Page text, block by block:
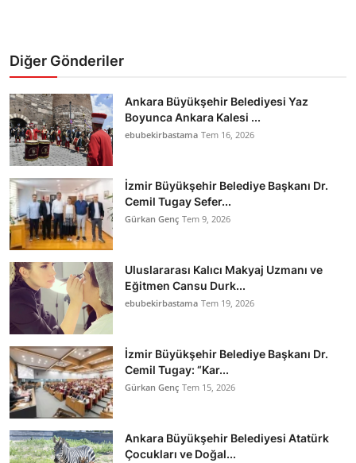
Diğer Gönderiler
Ankara Büyükşehir Belediyesi Yaz
Boyunca Ankara Kalesi ...
ebubekirbastama Tem 16, 2026
İzmir Büyükşehir Belediye Başkanı Dr.
Cemil Tugay Sefer...
Gürkan Genç Tem 9, 2026
Uluslararası Kalıcı Makyaj Uzmanı ve
Eğitmen Cansu Durk...
ebubekirbastama Tem 19, 2026
İzmir Büyükşehir Belediye Başkanı Dr.
Cemil Tugay: “Kar...
Gürkan Genç Tem 15, 2026
Ankara Büyükşehir Belediyesi Atatürk
Çocukları ve Doğal...